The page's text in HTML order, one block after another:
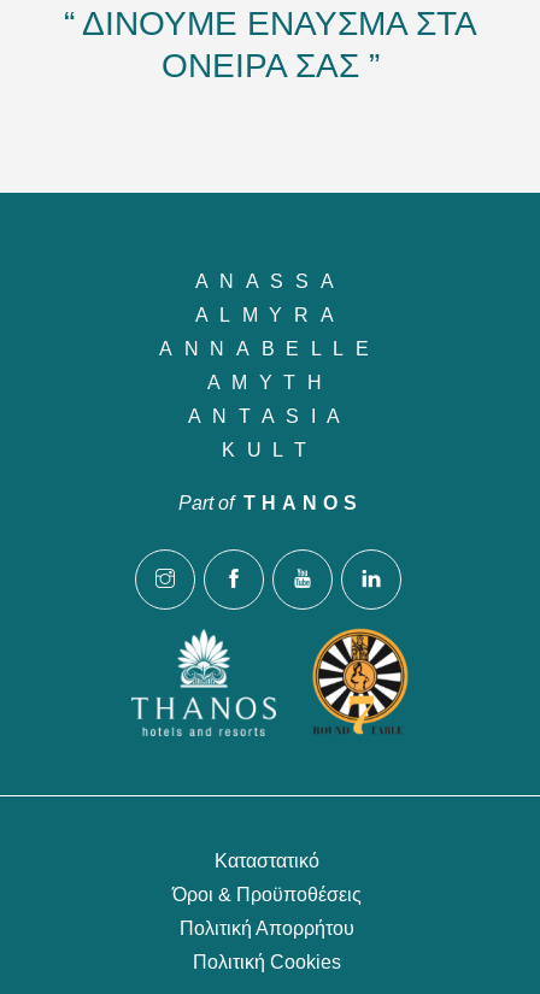
“ ΔΙΝΟΥΜΕ ΕΝΑΥΣΜΑ ΣΤΑ
ΟΝΕΙΡΑ ΣΑΣ ”
ANASSA
ALMYRA
ANNABELLE
AMYTH
ANTASIA
KULT
Part of THANOS
Καταστατικό
Όροι & Προϋποθέσεις
Πολιτική Απορρήτου
Πολιτική Cookies